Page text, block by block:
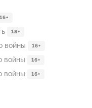
16+
18+
войны 16+
войны 16+
войны 16+